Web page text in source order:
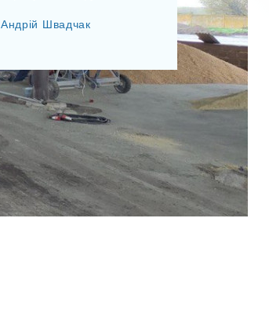
Андрій Швадчак